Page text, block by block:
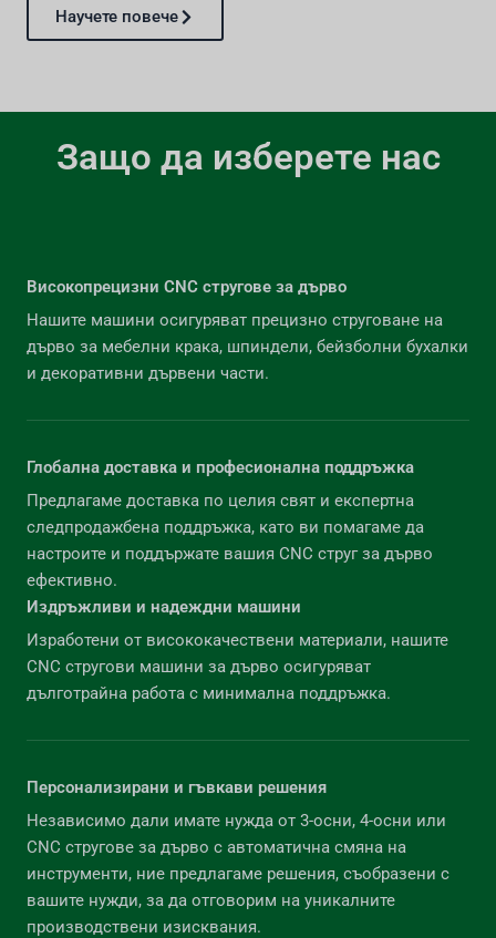
Научете повече
Защо да изберете нас
Високопрецизни CNC стругове за дърво
Нашите машини осигуряват прецизно струговане на
дърво за мебелни крака, шпиндели, бейзболни бухалки
и декоративни дървени части.
Глобална доставка и професионална поддръжка
Предлагаме доставка по целия свят и експертна
следпродажбена поддръжка, като ви помагаме да
настроите и поддържате вашия CNC струг за дърво
ефективно.
Издръжливи и надеждни машини
Изработени от висококачествени материали, нашите
CNC стругови машини за дърво осигуряват
дълготрайна работа с минимална поддръжка.
Персонализирани и гъвкави решения
Независимо дали имате нужда от 3-осни, 4-осни или
CNC стругове за дърво с автоматична смяна на
инструменти, ние предлагаме решения, съобразени с
вашите нужди, за да отговорим на уникалните
производствени изисквания.